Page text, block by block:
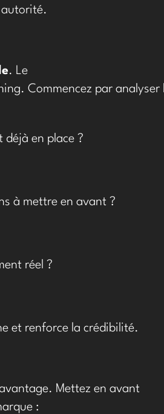
. Le
Commencez par
en place ?
à mettre en avant ?
réel ?
et renforce la crédibilité.
Mettez en avant
: